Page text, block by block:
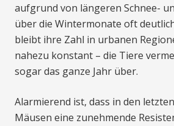
aufgrund von längeren Schnee-
über die Wintermonate oft
bleibt ihre Zahl in urbanen
nahezu konstant – die Tiere
sogar das ganze Jahr über.
Alarmierend ist, dass in den
Mäusen eine zunehmende